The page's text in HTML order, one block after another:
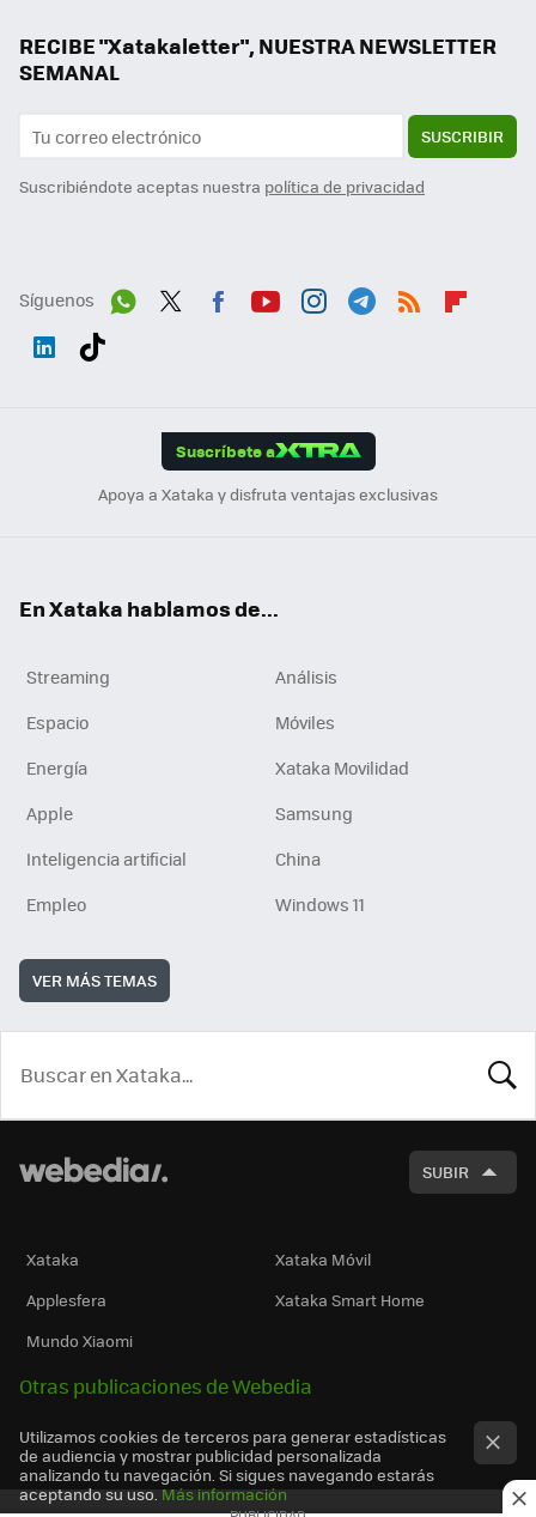
RECIBE "Xatakaletter", NUESTRA NEWSLETTER
SEMANAL
SUSCRIBIR
Suscribiéndote aceptas nuestra política de privacidad
Síguenos
Suscríbete a
Apoya a Xataka y disfruta ventajas exclusivas
En Xataka hablamos de...
Streaming
Análisis
Espacio
Móviles
Energía
Xataka Movilidad
Apple
Samsung
Inteligencia artificial
China
Empleo
Windows 11
VER MÁS TEMAS
SUBIR
Xataka
Xataka Móvil
Applesfera
Xataka Smart Home
Mundo Xiaomi
Otras publicaciones de Webedia
Utilizamos cookies de terceros para generar estadísticas
de audiencia y mostrar publicidad personalizada
analizando tu navegación. Si sigues navegando estarás
aceptando su uso. Más información